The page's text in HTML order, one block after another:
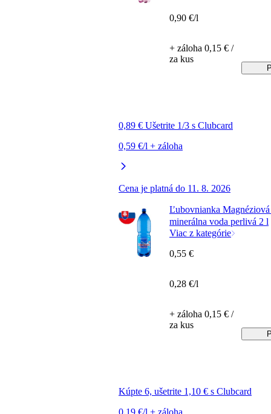
0,89 € Ušetrite 1/3 s Clubcard
0,59 €/l + záloha
Cena je platná do 11. 8. 2026
0,90 €/l
+ záloha 0,15 € /
za kus
Ľubovnianka
minerálna voda perlivá 2 l
Viac z kategórie
Kúpte 6, ušetrite 1,10 € s Clubcard
0,19 €/l + záloha
0,55 €
0,28 €/l
+ záloha 0,15 € /
za kus